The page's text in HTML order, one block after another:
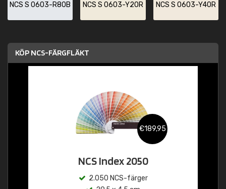
NCS S 0603-R80B NCS S 0603-Y20R NCS S 0603-Y40R
KÖP NCS-FÄRGFLÄKT
€189,95
NCS Index 2050
2.050 NCS-färger